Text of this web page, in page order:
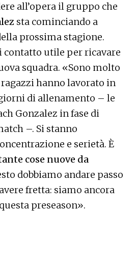
all’opera il gruppo che
sta cominciando a
prossima stagione.
contatto utile per ricavare
squadra. «Sono molto
hanno lavorato in
di allenamento – le
Gonzalez in fase di
–. Si stanno
e serietà. È
cose nuove da
dobbiamo andare passo
fretta: siamo ancora
preseason».